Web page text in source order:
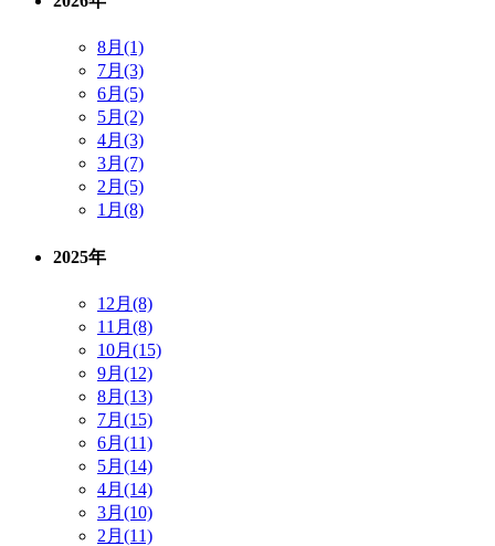
8月(1)
7月(3)
6月(5)
5月(2)
4月(3)
3月(7)
2月(5)
1月(8)
2025年
12月(8)
11月(8)
10月(15)
9月(12)
8月(13)
7月(15)
6月(11)
5月(14)
4月(14)
3月(10)
2月(11)